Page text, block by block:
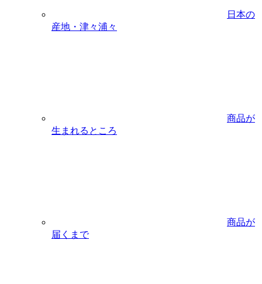
日本の
産地・津々浦々
商品が
生まれるところ
商品が
届くまで